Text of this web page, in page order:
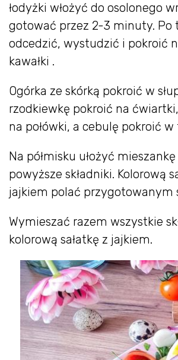
łodyżki włożyć do osolonego
gotować przez 2-3 minuty. Po
odcedzić, wystudzić i pokroić
kawałki .
Ogórka ze skórką pokroić w
rzodkiewkę pokroić na
na połówki, a cebulę pokroić w
Na półmisku ułożyć mieszankę
powyższe składniki. Kolorową
jajkiem polać przygotowanym
Wymieszać razem wszystkie
kolorową sałatkę z jajkiem.